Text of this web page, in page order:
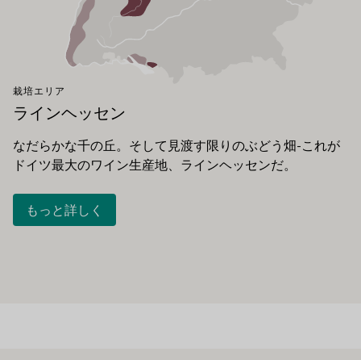
栽培エリア
ラインヘッセン
なだらかな千の丘。そして見渡す限りのぶどう畑-これが
ドイツ最大のワイン生産地、ラインヘッセンだ。
もっと詳しく